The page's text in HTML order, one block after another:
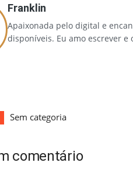
Franklin
Apaixonada pelo digital e
disponíveis. Eu amo escrever
Sem categoria
comentário